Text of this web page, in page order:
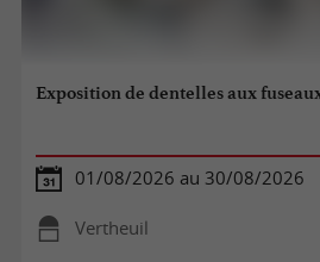
Exposition de dentelles aux
01/08/2026 au 30/08/2026
Vertheuil